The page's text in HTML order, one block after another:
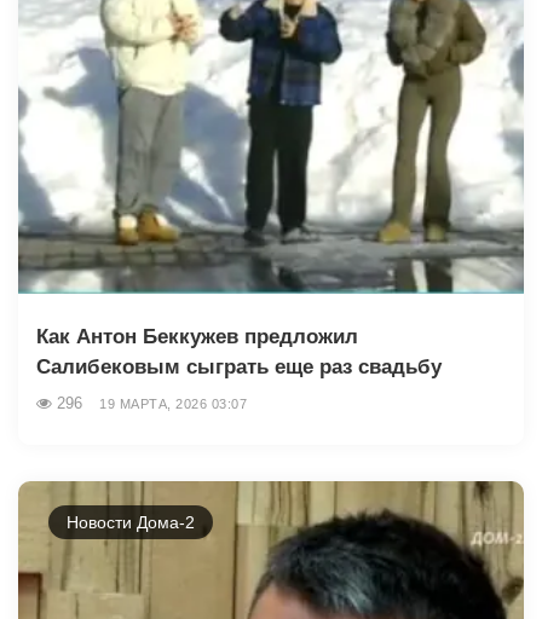
Как Антон Беккужев предложил
Салибековым сыграть еще раз свадьбу
296 19 МАРТА, 2026 03:07
Новости Дома-2